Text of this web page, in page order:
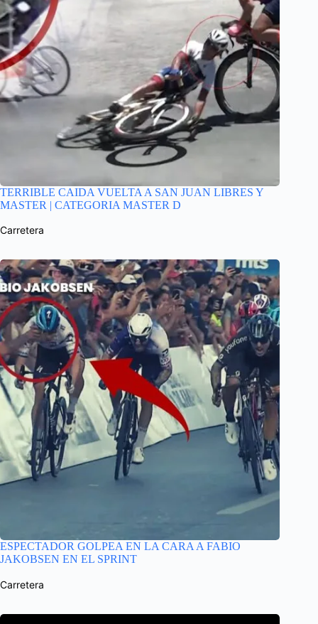
TERRIBLE CAIDA VUELTA A SAN JUAN LIBRES Y
MASTER | CATEGORIA MASTER D
Carretera
ESPECTADOR GOLPEA EN LA CARA A FABIO
JAKOBSEN EN EL SPRINT
Carretera